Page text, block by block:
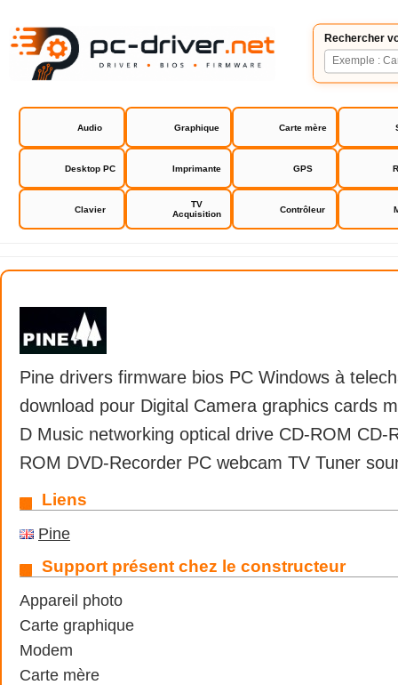
Rechercher
Audio Graphique Carte mère
Desktop PC Imprimante GPS
Clavier
TV
Acquisition
Contrôleur
Pine driver firmware bios
Pine drivers firmware bios PC Windows à
download pour Digital Camera graphics cards
D Music networking optical drive CD-ROM CD-
ROM DVD-Recorder PC webcam TV Tuner
Liens
Pine
Support présent chez le constructeur
Appareil photo
Carte graphique
Modem
Carte mère